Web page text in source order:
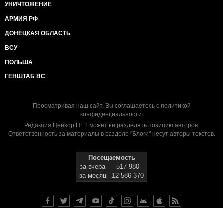
УНИЧТОЖЕНИЕ
АРМИЯ РФ
ДОНЕЦКАЯ ОБЛАСТЬ
ВСУ
ПОЛЬША
ГЕНШТАБ ВС
Просматривая наш сайт, Вы соглашаетесь с политикой
конфиденциальности.
Редакция Цензор.НЕТ может не разделять позицию авторов.
Ответственность за материалы в разделе "Блоги" несут авторы текстов.
Посещаемость
за вчера
517 980
за месяц
12 586 370